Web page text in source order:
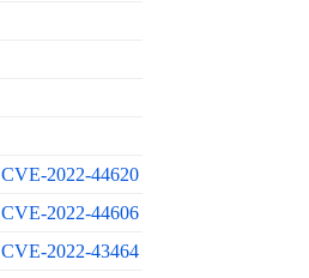
CVE-2022-44620
CVE-2022-44606
CVE-2022-43464